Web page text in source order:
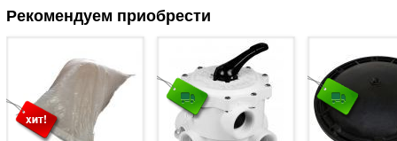
Рекомендуем приобрести